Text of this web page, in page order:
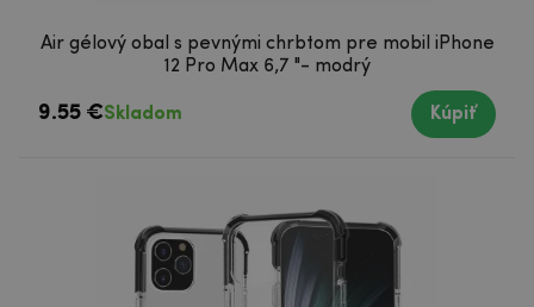
Air gélový obal s pevnými chrbtom pre mobil iPhone
12 Pro Max 6,7 "- modrý
9.55 €Skladom Kúpiť